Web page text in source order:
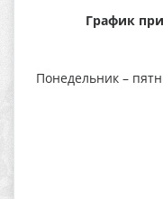
График
Понедельник –